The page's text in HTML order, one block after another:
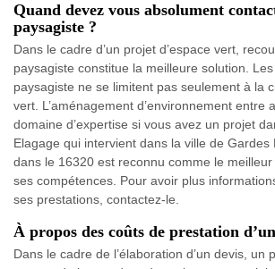
Quand devez vous absolument
paysagiste ?
Dans le cadre d’un projet d’espace vert,
paysagiste constitue la meilleure solution. Les
paysagiste ne se limitent pas seulement à la
vert. L’aménagement d’environnement entre
domaine d’expertise si vous avez un projet
Elagage qui intervient dans la ville de Gardes
dans le 16320 est reconnu comme le
ses compétences. Pour avoir plus
ses prestations, contactez-le.
À propos des coûts de prestation
Dans le cadre de l’élaboration d’un devis, un